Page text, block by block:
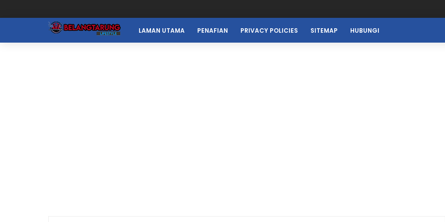
LAMAN UTAMA PENAFIAN PRIVACY POLICIES SITEMAP HUBUNGI